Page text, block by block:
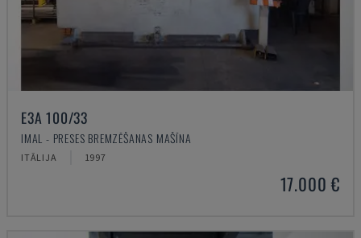
E3A 100/33
IMAL - PRESES BREMZĒŠANAS MAŠĪNA
ITĀLIJA 1997
17.000 €